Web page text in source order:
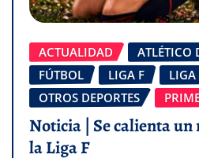
ACTUALIDAD
ATLÉTICO
FÚTBOL
LIGA F
LIGA
OTROS DEPORTES
Noticia | Se calienta un
la Liga F